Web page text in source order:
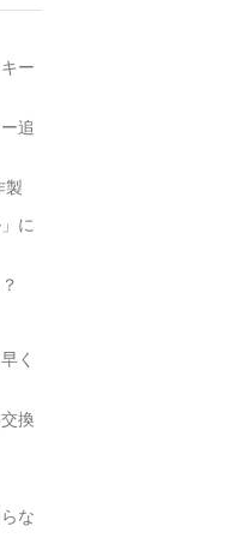
ー
追
製
に
く
換
な